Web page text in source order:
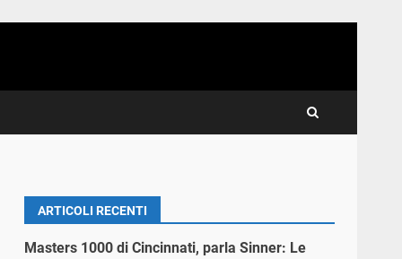
ARTICOLI RECENTI
Masters 1000 di Cincinnati, parla Sinner: Le